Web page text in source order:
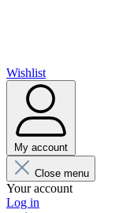
Wishlist
My account
Close menu
Your account
Log in